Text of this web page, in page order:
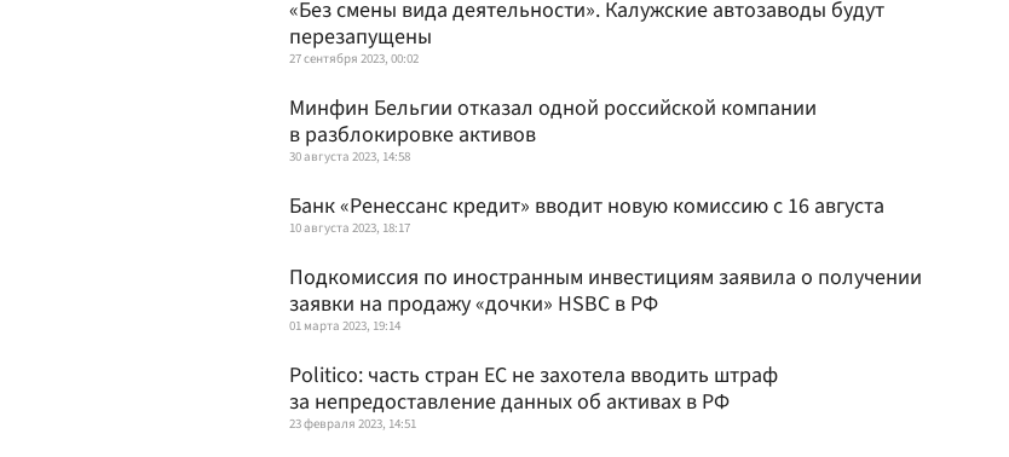
«Без смены вида деятельности». Калужские автозаводы будут
перезапущены
27 сентября 2023, 00:02
Минфин Бельгии отказал одной российской компании
в разблокировке активов
30 августа 2023, 14:58
Банк «Ренессанс кредит» вводит новую комиссию с 16 августа
10 августа 2023, 18:17
Подкомиссия по иностранным инвестициям заявила о получении
заявки на продажу «дочки» HSBC в РФ
01 марта 2023, 19:14
Politico: часть стран ЕС не захотела вводить штраф
за непредоставление данных об активах в РФ
23 февраля 2023, 14:51